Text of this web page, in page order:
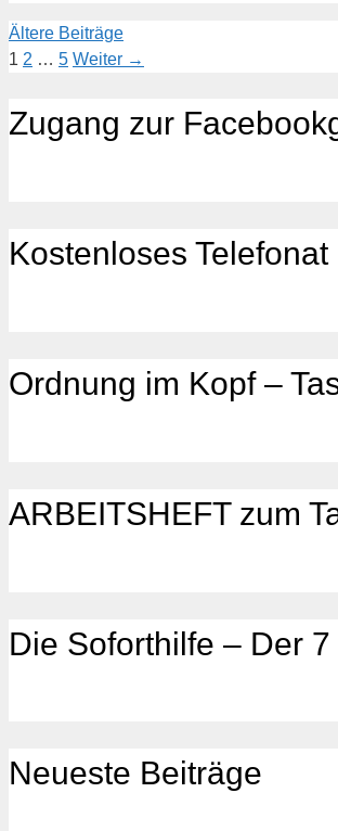
Ältere Beiträge
Seite
1 Seite
2 … Seite
5 Weiter →
Zugang zur
Kostenloses
Ordnung im Kopf –
ARBEITSHEFT zum
Die Soforthilfe – Der
Neueste Beiträge